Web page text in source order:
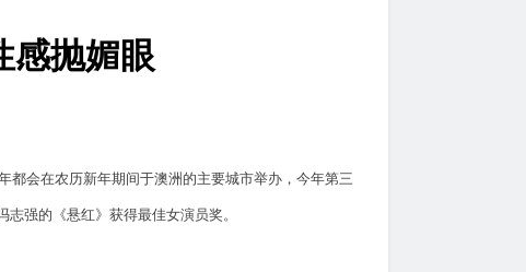
感抛媚眼
都会在农历新年期间于澳洲的主要城市举办，今年第三
强的《悬红》获得最佳女演员奖。